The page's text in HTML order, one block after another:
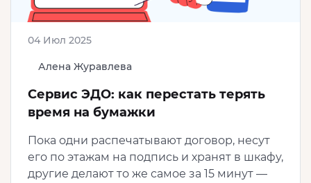
Алена Журавлева
04 Июл 2025
Сервис ЭДО: как перестать терять
время на бумажки
Пока одни распечатывают договор, несут
его по этажам на подпись и хранят в шкафу,
другие делают то же самое за 15 минут —